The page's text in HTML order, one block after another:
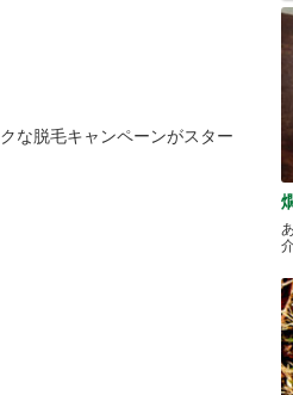
な脱毛キャンペーンがスター